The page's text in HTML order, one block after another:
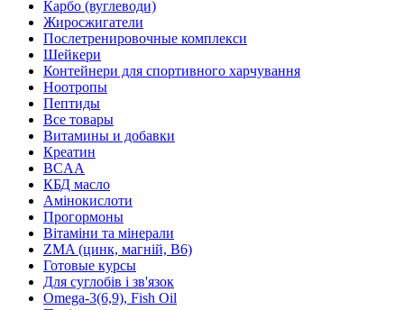
Карбо (вуглеводи)
Жиросжигатели
Послетренировочные комплекси
Шейкери
Контейнери для спортивного харчування
Ноотропы
Пептиды
Все товары
Витамины и добавки
Креатин
BCAA
КБД масло
Амінокислоти
Прогормоны
Вітаміни та мінерали
ZMA (цинк, магній, В6)
Готовые курсы
Для суглобів і зв'язок
Omega-3(6,9), Fish Oil